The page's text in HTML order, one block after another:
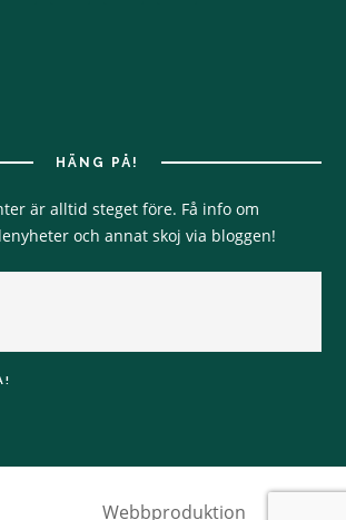
HÄNG PÅ!
är alltid steget före. Få info om
och annat skoj via bloggen!
Webbproduktion